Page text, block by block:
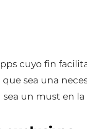
cuyo fin
sea una
un must en